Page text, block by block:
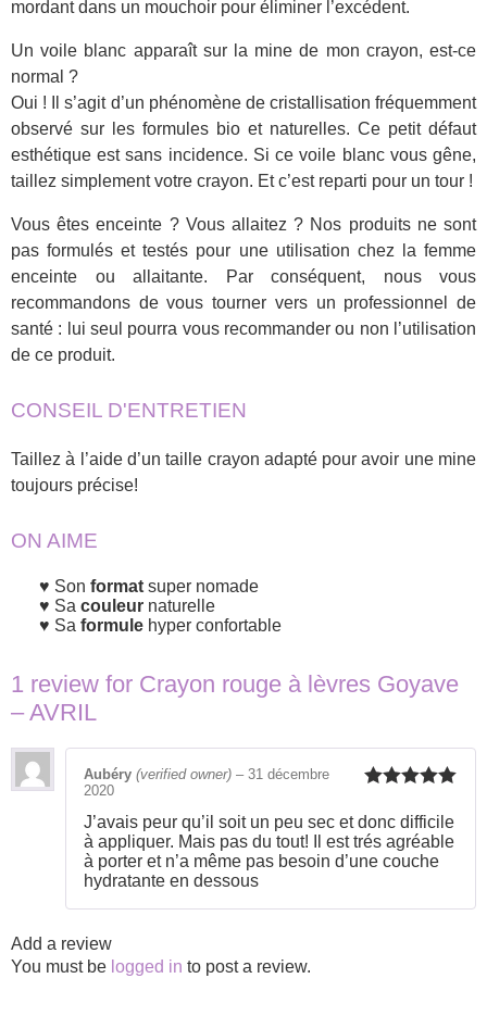
mordant dans un mouchoir pour éliminer l’excédent.
Un voile blanc apparaît sur la mine de mon crayon, est-ce
normal ?
Oui ! Il s’agit d’un phénomène de cristallisation fréquemment
observé sur les formules bio et naturelles. Ce petit défaut
esthétique est sans incidence. Si ce voile blanc vous gêne,
taillez simplement votre crayon. Et c’est reparti pour un tour !
Vous êtes enceinte ? Vous allaitez ? Nos produits ne sont
pas formulés et testés pour une utilisation chez la femme
enceinte ou allaitante. Par conséquent, nous vous
recommandons de vous tourner vers un professionnel de
santé : lui seul pourra vous recommander ou non l’utilisation
de ce produit.
CONSEIL D'ENTRETIEN
Taillez à l’aide d’un taille crayon adapté pour avoir une mine
toujours précise!
ON AIME
Son format super nomade
Sa couleur naturelle
Sa formule hyper confortable
1 review for Crayon rouge à lèvres Goyave
– AVRIL
of 5
Aubéry (verified owner) – 31 décembre
2020
J’avais peur qu’il soit un peu sec et donc difficile
à appliquer. Mais pas du tout! Il est trés agréable
à porter et n’a même pas besoin d’une couche
hydratante en dessous
Add a review
You must be logged in to post a review.